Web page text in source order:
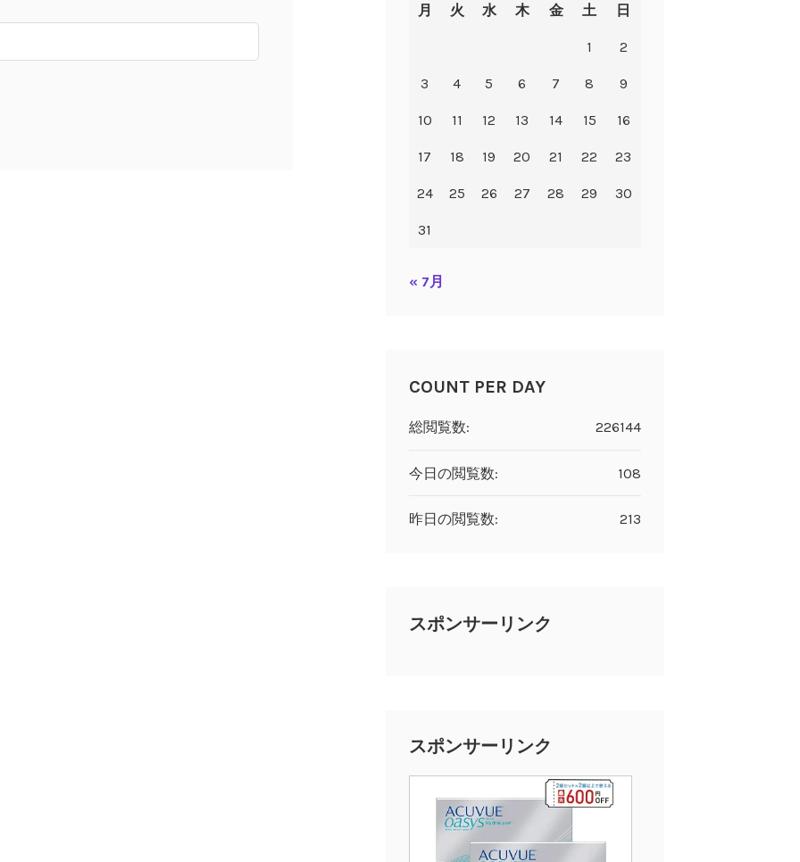
月 火 水 木 金 土 日
1 2
3 4 5 6 7 8 9
10 11 12 13 14 15 16
17 18 19 20 21 22 23
24 25 26 27 28 29 30
31
« 7月
COUNT PER DAY
226144
総閲覧数:
108
今日の閲覧数:
213
昨日の閲覧数:
スポンサーリンク
スポンサーリンク